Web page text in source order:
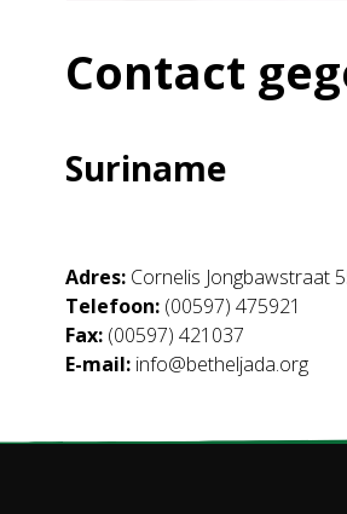
Contact
Suriname
Adres: Cornelis Jongbawstraat
Telefoon: (00597) 475921
Fax: (00597) 421037
E-mail: info@betheljada.org